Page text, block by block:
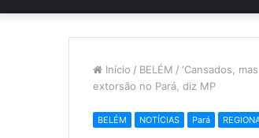
Início / BELÉM / ‘Cansados,
extorsão no Pará, diz MP
BELÉM NOTÍCIAS Pará